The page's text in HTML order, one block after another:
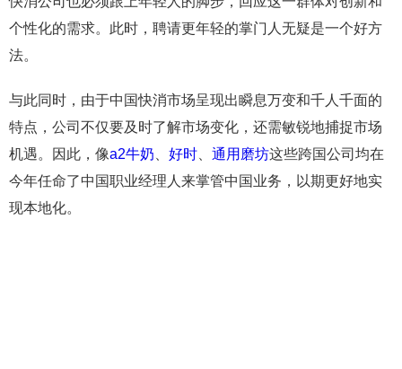
个性化的需求。此时，聘请更年轻的掌门人无疑是一个好方
法。
与此同时，由于中国快消市场呈现出瞬息万变和千人千面的
特点，公司不仅要及时了解市场变化，还需敏锐地捕捉市场
机遇。因此，像a2牛奶 好时 通用磨坊这些跨国公司均在
今年任命了中国职业经理人来掌管中国业务，以期更好地实
现本地化。